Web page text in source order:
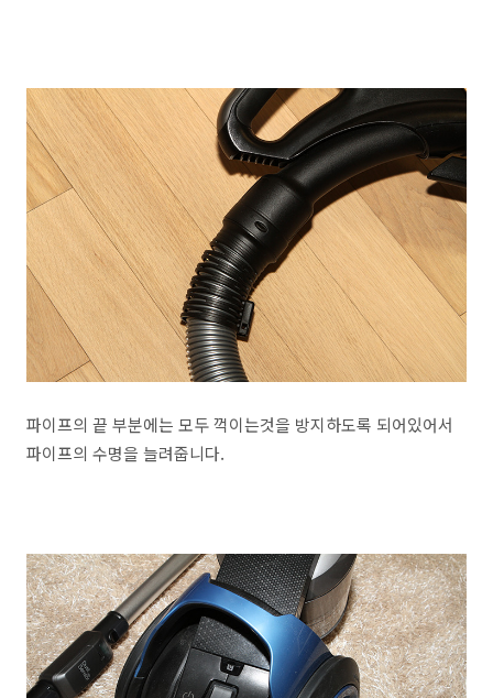
파이프의 끝 부분에는 모두 꺽이는것을 방지하도록 되어있어서
파이프의 수명을 늘려줍니다.